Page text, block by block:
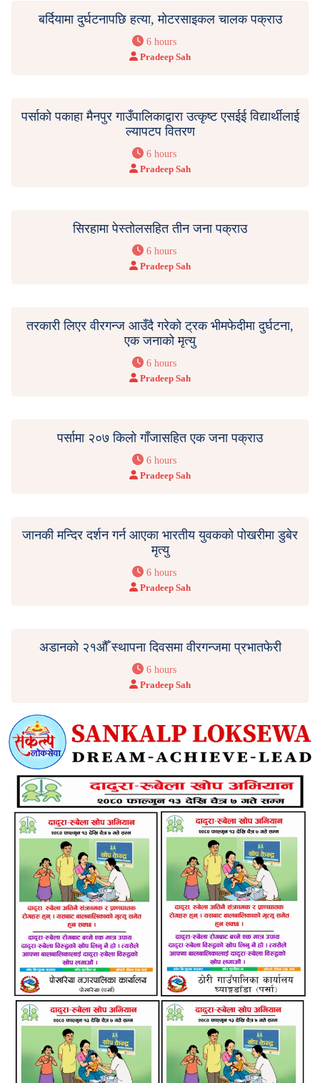
बर्दियामा दुर्घटनापछि हत्या, मोटरसाइकल चालक पक्राउ
6 hours
Pradeep Sah
पर्साको पकाहा मैनपुर गाउँपालिकाद्वारा उत्कृष्ट एसईई विद्यार्थीलाई
ल्यापटप वितरण
6 hours
Pradeep Sah
सिरहामा पेस्तोलसहित तीन जना पक्राउ
6 hours
Pradeep Sah
तरकारी लिएर वीरगन्ज आउँदै गरेको ट्रक भीमफेदीमा दुर्घटना,
एक जनाको मृत्यु
6 hours
Pradeep Sah
पर्सामा २०७ किलो गाँजासहित एक जना पक्राउ
6 hours
Pradeep Sah
जानकी मन्दिर दर्शन गर्न आएका भारतीय युवकको पोखरीमा डुबेर
मृत्यु
6 hours
Pradeep Sah
अडानको २१औँ स्थापना दिवसमा वीरगन्जमा प्रभातफेरी
6 hours
Pradeep Sah